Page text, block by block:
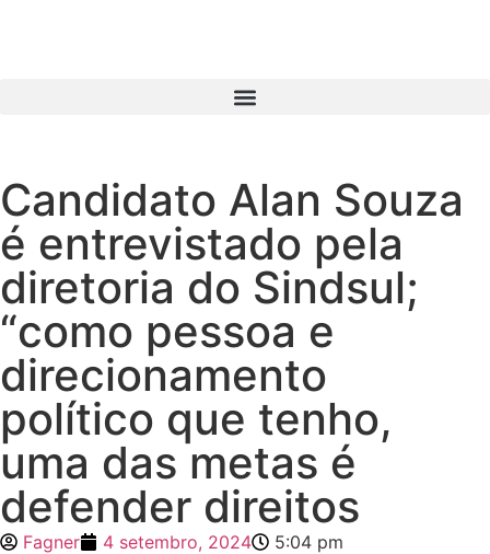
Candidato Alan Souza
é entrevistado pela
diretoria do Sindsul;
“como pessoa e
direcionamento
político que tenho,
uma das metas é
defender direitos
Fagner 4 setembro, 2024 5:04 pm